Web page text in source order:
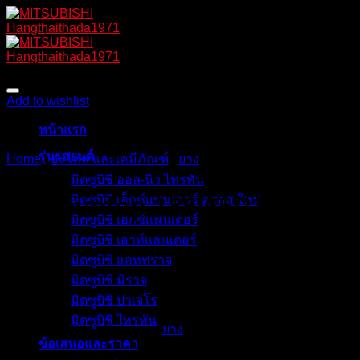
Skip
to
content
หน้าแรก
รุ่นรถยนต์
มิตซูบิชิ ออล-นิว ไทรทัน
มิตซูบิชิ เอ็กซ์แพนเดอร์ ครอส ใหม่
มิตซูบิชิ เอ็กซ์แพนเดอร์
มิตซูบิชิ เอาท์แลนเดอร์
มิตซูบิชิ แอททราจ
มิตซูบิชิ มิราจ
มิตซูบิชิ ปาเจโร
มิตซูบิชิ ไทรทัน
ข้อเสนอและราคา
Add to wishlist
Home / อะไหล่ และเคมีภัณฑ์ ยาง
ยาง Dunlop 185/65R15
TS310073 Category: ยาง